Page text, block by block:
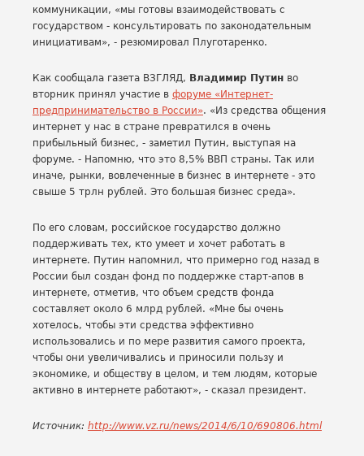
коммуникации, «мы готовы взаимодействовать с
государством - консультировать по законодательным
инициативам», - резюмировал Плуготаренко.
Как сообщала газета ВЗГЛЯД, Владимир Путин во
вторник принял участие в форуме «Интернет-
предпринимательство в России». «Из средства общения
интернет у нас в стране превратился в очень
прибыльный бизнес, - заметил Путин, выступая на
форуме. - Напомню, что это 8,5% ВВП страны. Так или
иначе, рынки, вовлеченные в бизнес в интернете - это
свыше 5 трлн рублей. Это большая бизнес среда».
По его словам, российское государство должно
поддерживать тех, кто умеет и хочет работать в
интернете. Путин напомнил, что примерно год назад в
России был создан фонд по поддержке старт-апов в
интернете, отметив, что объем средств фонда
составляет около 6 млрд рублей. «Мне бы очень
хотелось, чтобы эти средства эффективно
использовались и по мере развития самого проекта,
чтобы они увеличивались и приносили пользу и
экономике, и обществу в целом, и тем людям, которые
активно в интернете работают», - сказал президент.
Источник: http://www.vz.ru/news/2014/6/10/690806.html